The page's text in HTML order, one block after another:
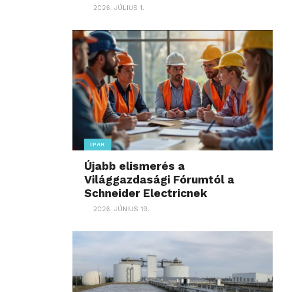
2026. JÚLIUS 1.
IPAR
Újabb elismerés a
Világgazdasági Fórumtól a
Schneider Electricnek
2026. JÚNIUS 19.